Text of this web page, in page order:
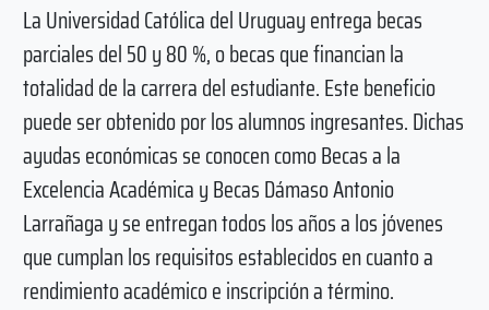
La Universidad Católica del Uruguay entrega becas
parciales del 50 y 80 %, o becas que financian la
totalidad de la carrera del estudiante. Este beneficio
puede ser obtenido por los alumnos ingresantes. Dichas
ayudas económicas se conocen como Becas a la
Excelencia Académica y Becas Dámaso Antonio
Larrañaga y se entregan todos los años a los jóvenes
que cumplan los requisitos establecidos en cuanto a
rendimiento académico e inscripción a término.